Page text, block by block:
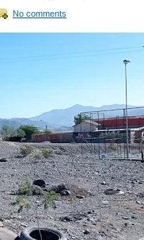
No comments